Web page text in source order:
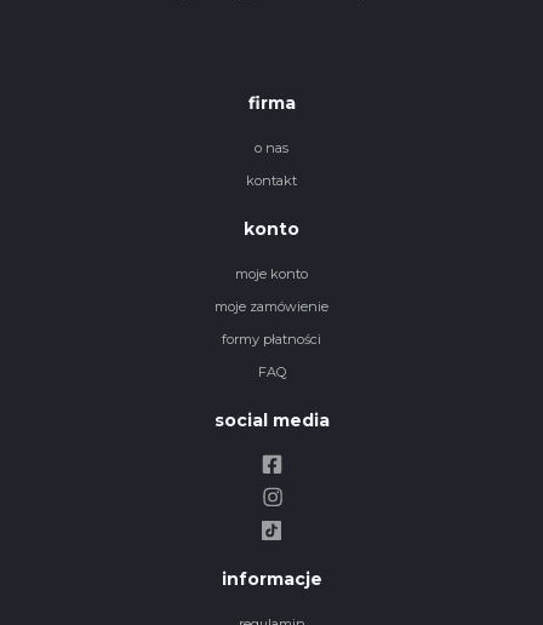
firma
o nas
kontakt
konto
moje konto
moje zamówienie
formy płatności
FAQ
social media
informacje